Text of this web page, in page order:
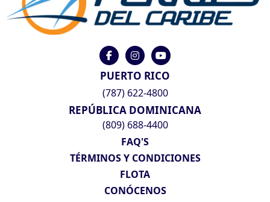
PUERTO RICO
(787) 622-4800
REPÚBLICA DOMINICANA
(809) 688-4400
FAQ'S
TÉRMINOS Y CONDICIONES
FLOTA
CONÓCENOS